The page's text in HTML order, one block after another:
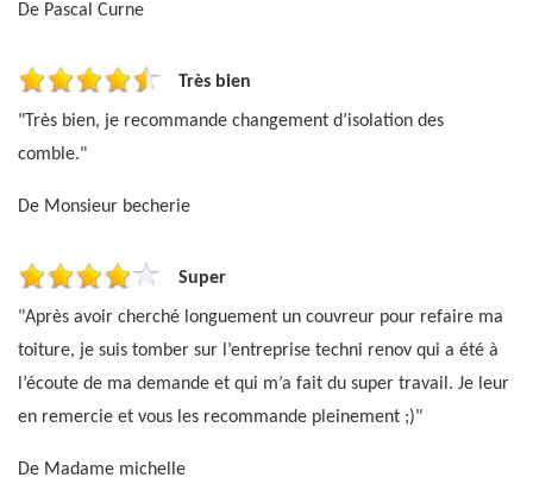
De Pascal Curne
Très bien
"Très bien, je recommande changement d’isolation des
comble."
De Monsieur becherie
Super
"Après avoir cherché longuement un couvreur pour refaire ma
toiture, je suis tomber sur l’entreprise techni renov qui a été à
l’écoute de ma demande et qui m’a fait du super travail. Je leur
en remercie et vous les recommande pleinement ;)"
De Madame michelle